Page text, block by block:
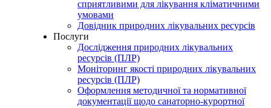
сприятливими для лікування кліматичними
умовами
Довідник природних лікувальних ресурсів
Послуги
Дослідження природних лікувальних
ресурсів (ПЛР)
Моніторинг якості природних лікувальних
ресурсів (ПЛР)
Оформлення методичної та нормативної
документації щодо санаторно-курортної